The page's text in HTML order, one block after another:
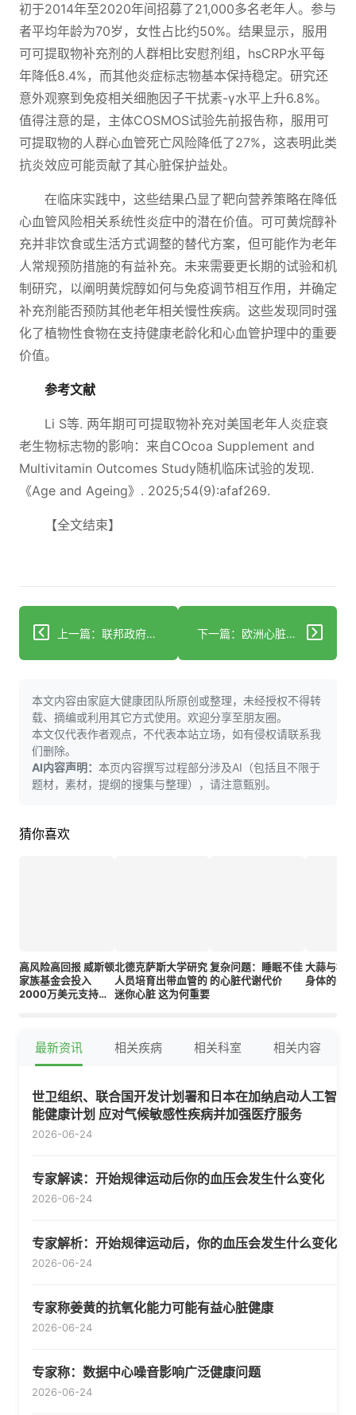
初于2014年至2020年间招募了21,000多名老年人。参与
者平均年龄为70岁，女性占比约50%。结果显示，服用
可可提取物补充剂的人群相比安慰剂组，hsCRP水平每
年降低8.4%，而其他炎症标志物基本保持稳定。研究还
意外观察到免疫相关细胞因子干扰素-γ水平上升6.8%。
值得注意的是，主体COSMOS试验先前报告称，服用可
可提取物的人群心血管死亡风险降低了27%，这表明此类
抗炎效应可能贡献了其心脏保护益处。
在临床实践中，这些结果凸显了靶向营养策略在降低
心血管风险相关系统性炎症中的潜在价值。可可黄烷醇补
充并非饮食或生活方式调整的替代方案，但可能作为老年
人常规预防措施的有益补充。未来需要更长期的试验和机
制研究，以阐明黄烷醇如何与免疫调节相互作用，并确定
补充剂能否预防其他老年相关慢性疾病。这些发现同时强
化了植物性食物在支持健康老龄化和心血管护理中的重要
价值。
参考文献
Li S等. 两年期可可提取物补充对美国老年人炎症衰
老生物标志物的影响：来自COcoa Supplement and
Multivitamin Outcomes Study随机临床试验的发现.
《Age and Ageing》. 2025;54(9):afaf269.
【全文结束】
上一篇：联邦政府称孕期使用对乙酰氨基酚导致自闭症 批评者表示不同意 下一篇：欧洲心脏病学会发布关于Covid-19心血管影响的共识声明
本文内容由家庭大健康团队所原创或整理，未经授权不得转
载、摘编或利用其它方式使用。欢迎分享至朋友圈。
本文仅代表作者观点，不代表本站立场，如有侵权请联系我
们删除。
AI内容声明： 本页内容撰写过程部分涉及AI（包括且不限于
题材，素材，提纲的搜集与整理），请注意甄别。
猜你喜欢
高风险高回报 威斯顿
家族基金会投入
2000万美元支持创
北德克萨斯大学研究
人员培育出带血管的
迷你心脏 这为何重要
复杂问题：睡眠不佳
的心脏代谢代价
大蒜与橄
身体的影响
最新资讯 相关疾病 相关科室 相关内容
世卫组织、联合国开发计划署和日本在加纳启动人工智
能健康计划 应对气候敏感性疾病并加强医疗服务
2026-06-24
专家解读：开始规律运动后你的血压会发生什么变化
2026-06-24
专家解析：开始规律运动后，你的血压会发生什么变化
2026-06-24
专家称姜黄的抗氧化能力可能有益心脏健康
2026-06-24
专家称：数据中心噪音影响广泛健康问题
2026-06-24